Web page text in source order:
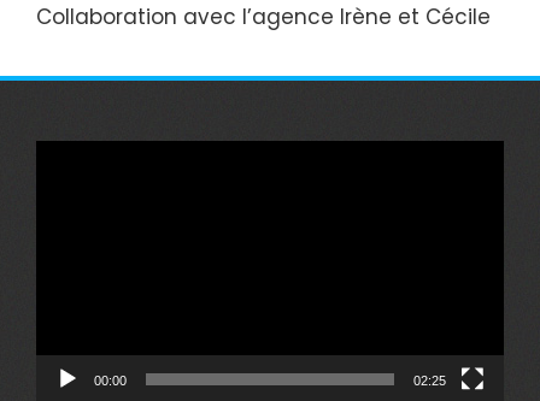
Collaboration avec l’agence Irène et Cécile
00:00 02:25